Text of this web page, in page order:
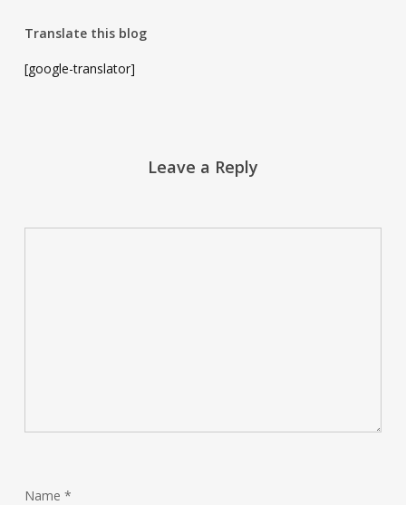
Translate this blog
[google-translator]
Leave a Reply
Name *